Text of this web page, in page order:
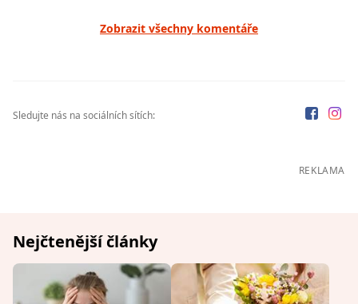
Zobrazit všechny komentáře
Sledujte nás na sociálních sítích:
REKLAMA
Nejčtenější články